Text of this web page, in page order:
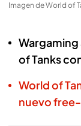
Imagen de World of
Wargaming
of Tanks
World of
nuevo